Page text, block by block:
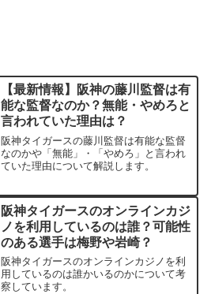
【最新情報】阪神の藤川監督は有
能な監督なのか？無能・やめろと
言われていた理由は？
阪神タイガースの藤川監督は有能な監督
なのかや「無能」・「やめろ」と言われ
ていた理由について解説します。
阪神タイガースのオンラインカジ
ノを利用しているのは誰？可能性
のある選手は梅野や岩崎？
阪神タイガースのオンラインカジノを利
用しているのは誰かいるのかについて考
察しています。